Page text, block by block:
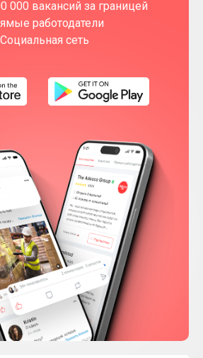
000 вакансий за границей
работодатели
Социальная сеть